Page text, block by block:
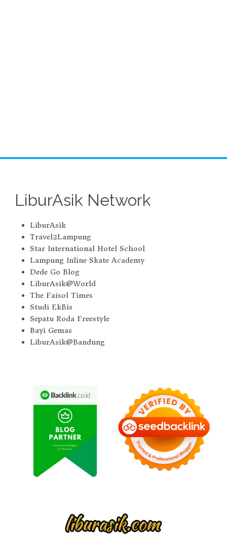
LiburAsik Network
LiburAsik
Travel2Lampung
Star International Hotel School
Lampung Inline Skate Academy
Dede Go Blog
LiburAsik@World
The Faisol Times
Studi EkBis
Sepatu Roda Freestyle
Bayi Gemas
LiburAsik@Bandung